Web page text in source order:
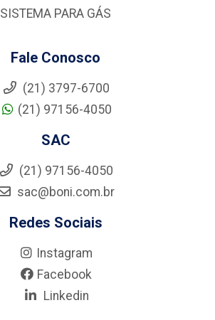
SISTEMA PARA GÁS
Fale Conosco
(21) 3797-6700
(21) 97156-4050
SAC
(21) 97156-4050
sac@boni.com.br
Redes Sociais
Instagram
Facebook
Linkedin